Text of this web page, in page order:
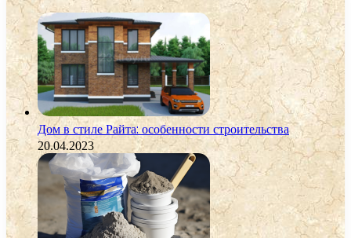
Дом в стиле Райта: особенности строительства
20.04.2023